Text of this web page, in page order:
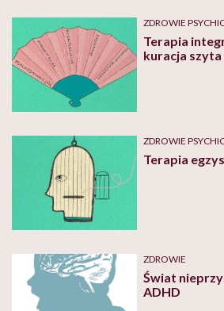
ZDROWIE
Terapia
kuracja szyta
ZDROWIE
Terapia
ZDROWIE
Świat
ADHD